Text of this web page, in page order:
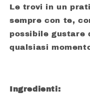
Le trovi in un
sempre con te,
possibile gustare
qualsiasi
Ingredienti: